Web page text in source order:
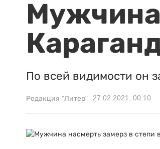
Мужчина
По всей видимости он
Редакция "Литер" 27.02.2021, 00:10